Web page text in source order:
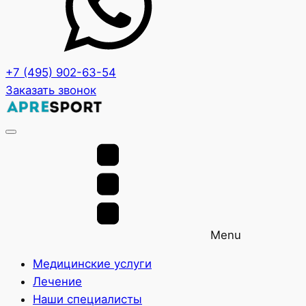
+7 (495) 902-63-54
Заказать звонок
Menu
Медицинские услуги
Лечение
Наши специалисты